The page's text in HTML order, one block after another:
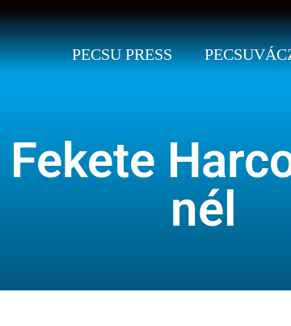
PECSU PRESS
nél